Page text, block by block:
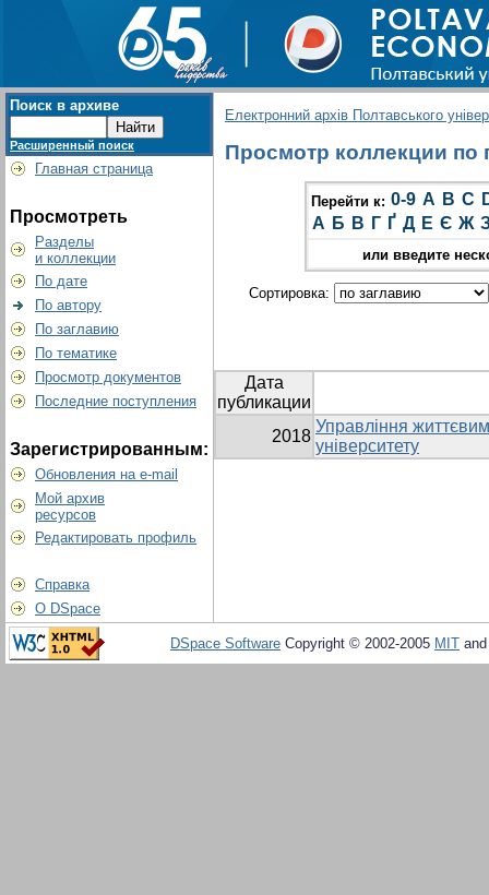
Поиск в архиве
Расширенный поиск
Главная страница
Просмотреть
Разделы
и коллекции
По дате
По автору
По заглавию
По тематике
Просмотр документов
Последние поступления
Зарегистрированным:
Обновления на e-mail
Мой архив
ресурсов
Редактировать профиль
Справка
О DSpace
Електронний архів Полтавського
Просмотр коллекции по
Перейти к: 0-9 A B C
А Б В Г Ґ Д Е Є Ж
или введите
Сортировка:
Дата
публикации
2018
Управління
університету
DSpace Software Copyright © 2002-2005 MIT